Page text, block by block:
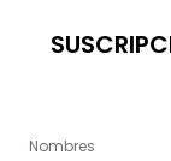
Nombres